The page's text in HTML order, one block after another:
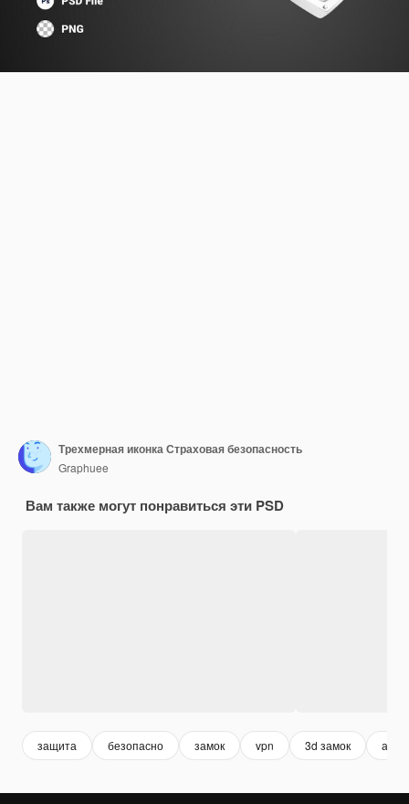
Трехмерная иконка Страховая безопасность
Graphuee
Вам также могут понравиться эти PSD
защита безопасно замок vpn 3d замок